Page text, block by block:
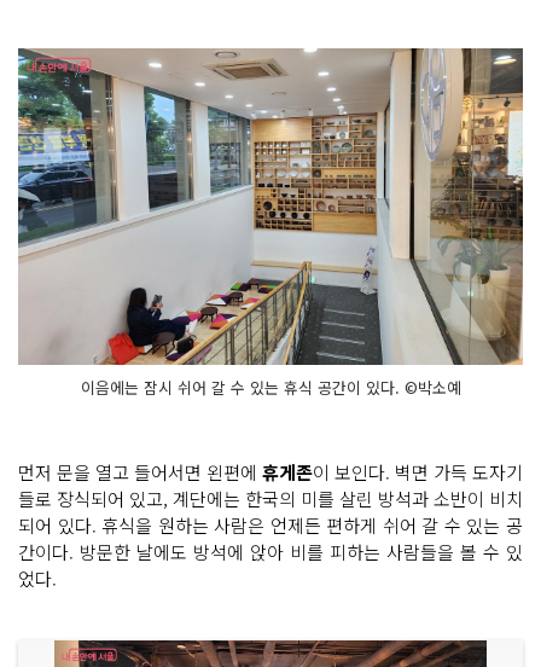
이음에는 잠시 쉬어 갈 수 있는 휴식 공간이 있다. ©박소예
먼저 문을 열고 들어서면 왼편에 휴게존이 보인다. 벽면 가득 도자기
들로 장식되어 있고, 계단에는 한국의 미를 살린 방석과 소반이 비치
되어 있다. 휴식을 원하는 사람은 언제든 편하게 쉬어 갈 수 있는 공
간이다. 방문한 날에도 방석에 앉아 비를 피하는 사람들을 볼 수 있
었다.